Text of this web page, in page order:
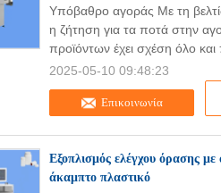
Επικοινωνία
Υπόβαθρο αγοράς Με τη
η ζήτηση για τα ποτά στην
προϊόντων έχει σχέση όλο και
2025-05-10 09:48:23
Εξοπλισμός ελέγχου όρασης με
άκαμπτο πλαστικό